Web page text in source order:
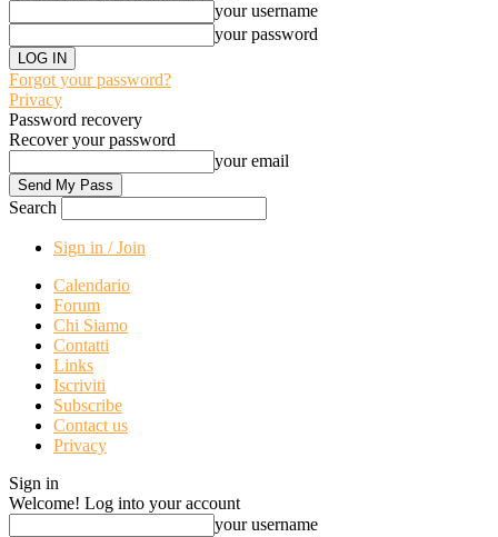
your username
your password
Forgot your password?
Privacy
Password recovery
Recover your password
your email
Search
Sign in / Join
Calendario
Forum
Chi Siamo
Contatti
Links
Iscriviti
Subscribe
Contact us
Privacy
Sign in
Welcome! Log into your account
your username